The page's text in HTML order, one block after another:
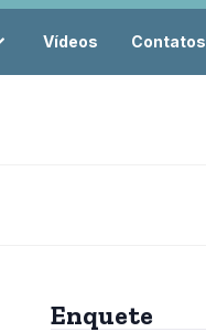
Vídeos Contatos
Enquete